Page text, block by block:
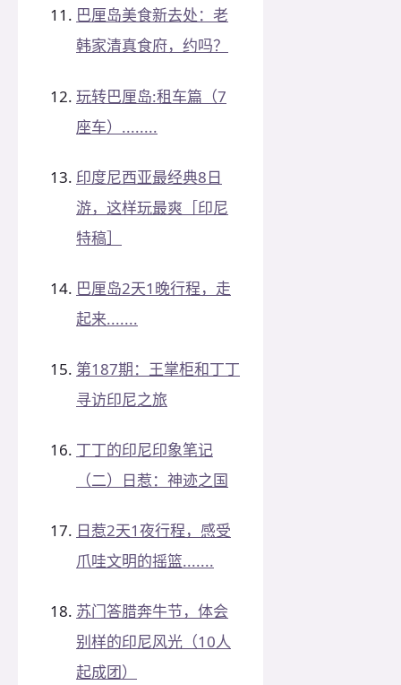
巴厘岛美食新去处：老
韩家清真食府，约吗？
玩转巴厘岛:租车篇（7
座车）........
印度尼西亚最经典8日
游，这样玩最爽［印尼
特稿］
巴厘岛2天1晚行程，走
起来.......
第187期：王掌柜和丁丁
寻访印尼之旅
丁丁的印尼印象笔记
（二）日惹：神迹之国
日惹2天1夜行程，感受
爪哇文明的摇篮.......
苏门答腊奔牛节，体会
别样的印尼风光（10人
起成团）